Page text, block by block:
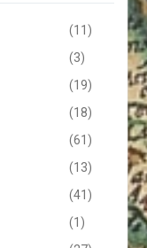
(11)
(3)
(19)
(18)
(61)
(13)
(41)
(1)